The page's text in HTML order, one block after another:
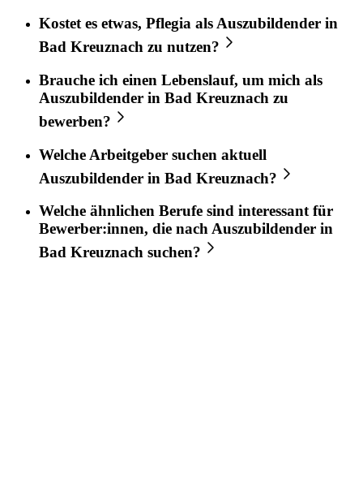
Kostet es etwas, Pflegia als Auszubildender in
Bad Kreuznach zu nutzen?
Brauche ich einen Lebenslauf, um mich als
Auszubildender in Bad Kreuznach zu
bewerben?
Welche Arbeitgeber suchen aktuell
Auszubildender in Bad Kreuznach?
Welche ähnlichen Berufe sind interessant für
Bewerber:innen, die nachAuszubildender in
Bad Kreuznach suchen?